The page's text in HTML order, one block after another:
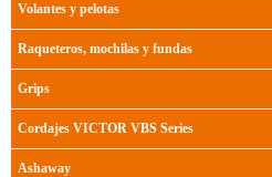
Volantes y pelotas
Raqueteros, mochilas y fundas
Grips
Cordajes VICTOR VBS Series
Ashaway